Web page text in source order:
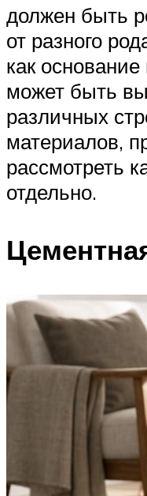
должен быть
от разного
как
может быть
различных
материалов,
рассмотреть
отдельно.